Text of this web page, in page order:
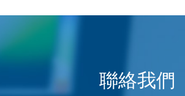
聯絡我們